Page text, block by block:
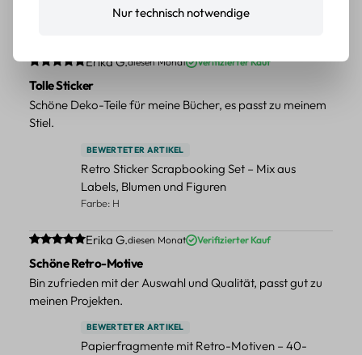
verschiedene Motive
Durchschnittliche Bewertung von 5 von 5 Sternen
Erika G.diesen Monat Verifizierter Kauf
Tolle Sticker
Schöne Deko-Teile für meine Bücher, es passt zu meinem
Stiel.
BEWERTETER ARTIKEL
Retro Sticker Scrapbooking Set – Mix aus
Labels, Blumen und Figuren
Farbe: H
Durchschnittliche Bewertung von 5 von 5 Sternen
Erika G.diesen Monat Verifizierter Kauf
Schöne Retro-Motive
Bin zufrieden mit der Auswahl und Qualität, passt gut zu
meinen Projekten.
BEWERTETER ARTIKEL
Papierfragmente mit Retro-Motiven – 40-
Nur technisch notwendige